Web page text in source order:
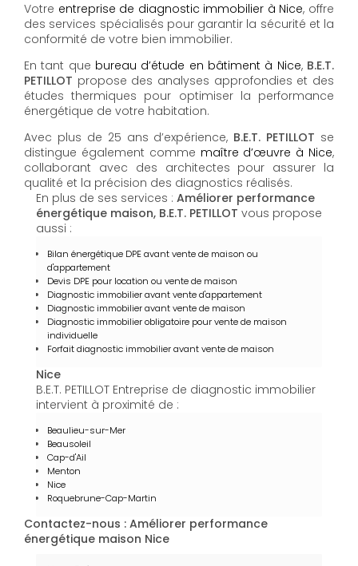
Votre entreprise de diagnostic immobilier à Nice, offre
des services spécialisés pour garantir la sécurité et la
conformité de votre bien immobilier.
En tant que bureau d’étude en bâtiment à Nice, B.E.T.
PETILLOT propose des analyses approfondies et des
études thermiques pour optimiser la performance
énergétique de votre habitation.
Avec plus de 25 ans d’expérience, B.E.T. PETILLOT se
distingue également comme maître d’œuvre à Nice,
collaborant avec des architectes pour assurer la
qualité et la précision des diagnostics réalisés.
En plus de ses services : Améliorer performance
énergétique maison, B.E.T. PETILLOT vous propose
aussi :
Bilan énergétique DPE avant vente de maison ou
d'appartement
Devis DPE pour location ou vente de maison
Diagnostic immobilier avant vente d'appartement
Diagnostic immobilier avant vente de maison
Diagnostic immobilier obligatoire pour vente de maison
individuelle
Forfait diagnostic immobilier avant vente de maison
Nice
B.E.T. PETILLOT Entreprise de diagnostic immobilier
intervient à proximité de :
Beaulieu-sur-Mer
Beausoleil
Cap-d'Ail
Menton
Nice
Roquebrune-Cap-Martin
Contactez-nous : Améliorer performance
énergétique maison Nice